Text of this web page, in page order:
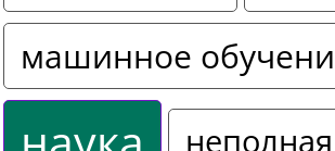
машинное